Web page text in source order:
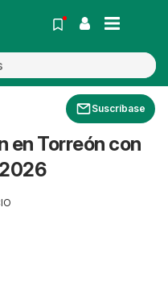
Suscríbase
en Torreón con